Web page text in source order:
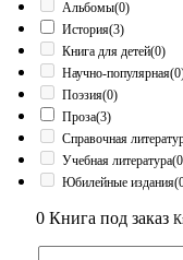
Альбомы(0)
История(3)
Книга для детей(0)
Научно-популярная
Поэзия(0)
Проза(3)
Справочная
Учебная литература
Юбилейные издания
0 Книга под заказ